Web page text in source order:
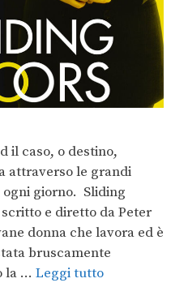
il caso, o destino,
attraverso le grandi
giorno. Sliding
e diretto da Peter
donna che lavora ed è
bruscamente
la … Leggi tutto